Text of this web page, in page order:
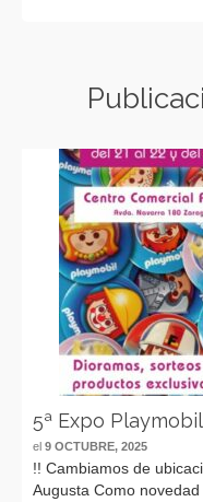
5ª Expo
el 9 OCTUBRE, 2025
!! Cambiamos de
Augusta Como novedad